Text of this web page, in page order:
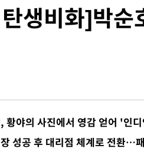
누리, 스페이스X 로켓 달 충돌 흔적 포
실패…LAFC는 승부차기 끝 과달라하라
'…기상청 "태풍 지나며 폭염 잠시 꺾인다"
트럼프, '이란 호르무즈 통제권' 수용할
, 원전 반대 안해…안정 전력 위해 불가
논란' 대한축구협회·축구회관 등 압수
체는 단거리탄도미사일…감시·경계태
로 쏜 발사체는 탄도미사일 가능성
생비화]박
황야의 사진에서 영감 얻어 '인
성공 후 대리점 체계로 전환…